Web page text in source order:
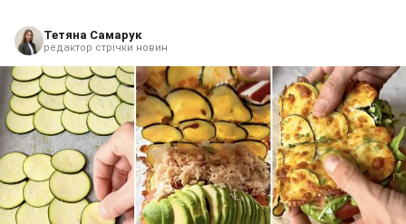
Тетяна Самарук
редактор стрічки новин